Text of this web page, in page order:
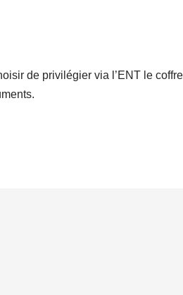
de privilégier via l’ENT le